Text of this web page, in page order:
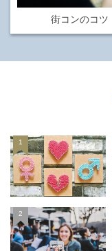
街コンのコツ
1
2